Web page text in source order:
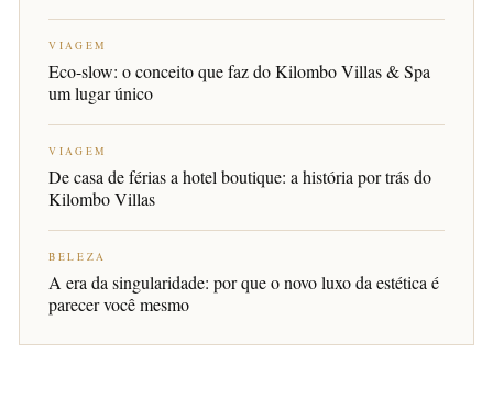
VIAGEM
Eco-slow: o conceito que faz do Kilombo Villas & Spa
um lugar único
VIAGEM
De casa de férias a hotel boutique: a história por trás do
Kilombo Villas
BELEZA
A era da singularidade: por que o novo luxo da estética é
parecer você mesmo